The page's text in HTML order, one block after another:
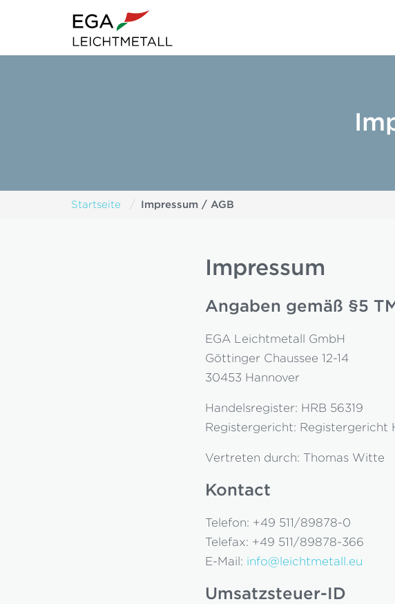
Startseite Impressum / AGB
Impressum
Angaben gemäß §5
EGA Leichtmetall GmbH
Göttinger Chaussee 12-14
30453 Hannover
Handelsregister: HRB 56319
Registergericht: Registergericht
Vertreten durch: Thomas Witte
Kontact
Telefon: +49 511/89878-0
Telefax: +49 511/89878-366
E-Mail: info@leichtmetall.eu
Umsatzsteuer-ID